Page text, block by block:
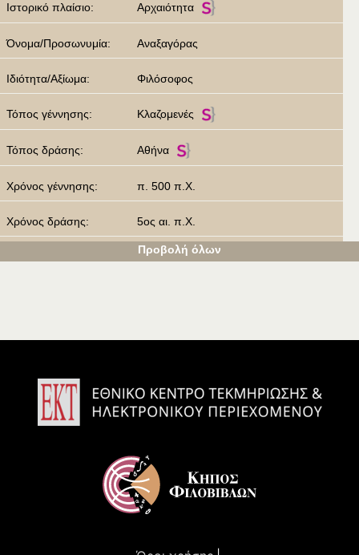
Ιστορικό πλαίσιο: Αρχαιότητα
Όνομα/Προσωνυμία: Αναξαγόρας
Ιδιότητα/Αξίωμα: Φιλόσοφος
Τόπος γέννησης: Κλαζομενές
Τόπος δράσης: Αθήνα
Χρόνος γέννησης: π. 500 π.Χ.
Χρόνος δράσης: 5ος αι. π.Χ.
Μικρά Ασία
Πλάτων, φιλόσοφος
Σωκράτης, φιλόσοφος
Εικόνες
Αναξαγόρας του Χοσέ ντε Ριμπέρα.
Πρόσωπα
Πλάτων, φιλόσοφος
Προβολή όλων